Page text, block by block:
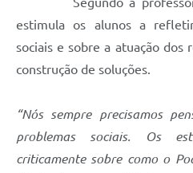
estimula os alunos a
sociais e sobre a atuação dos
construção de soluções.
“Nós sempre precisamos
problemas sociais. Os
criticamente sobre como o